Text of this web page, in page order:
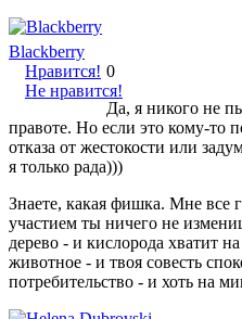
Blackberry
Нравится!
Не нравится!
0
Да, я никого не
правоте. Но если это кому-то
отказа от жестокости или
я только рада)))
Знаете, какая фишка. Мне все
участием ты ничего не
дерево - и кислорода хватит
животное - и твоя совесть
потребительство - и хоть на